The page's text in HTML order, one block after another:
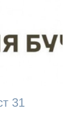
31